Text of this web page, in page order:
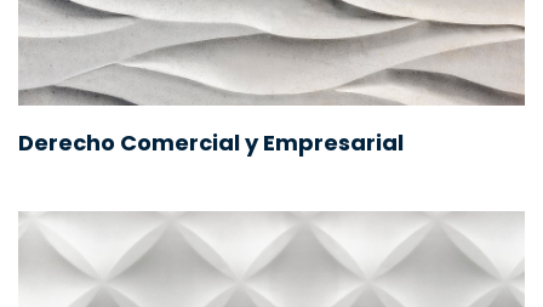
Derecho Comercial y Empresarial